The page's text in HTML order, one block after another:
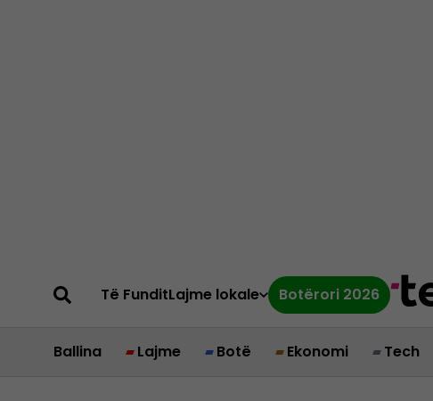
Të FunditLajme lokale Botërori 2026
Ballina Lajme Botë Ekonomi Tech